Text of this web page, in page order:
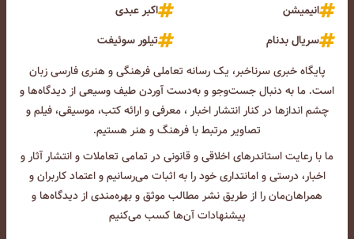
انیمیشن
اکبر عبدی
سریال بدنام
تیلور سوئیفت
پایگاه خبری سرناخبر، یک رسانه تعاملی فرهنگی و هنری فارسی زبان
است. ما به دنبال جست‌و‌جو و به‌دست آوردن طیف وسیعی از دیدگاه‌ها و
چشم انداز‌ها در کنار انتشار اخبار ، معرفی و ارائه کتب، موسیقی، فیلم و
تصاویر مرتبط با فرهنگ و هنر هستیم.
ما با رعایت استاندرهای اخلاقی و قانونی در تمامی تعاملات و انتشار آثار و
اخبار، درستی و امانتداری خود را به اثبات می‌رسانیم و اعتماد کاربران و
همراهان‌مان را از طریق نشر مطالب موثق و بهره‌مندی از دیدگاه‌ها و
پیشنهادات آن‌ها کسب می‌کنیم